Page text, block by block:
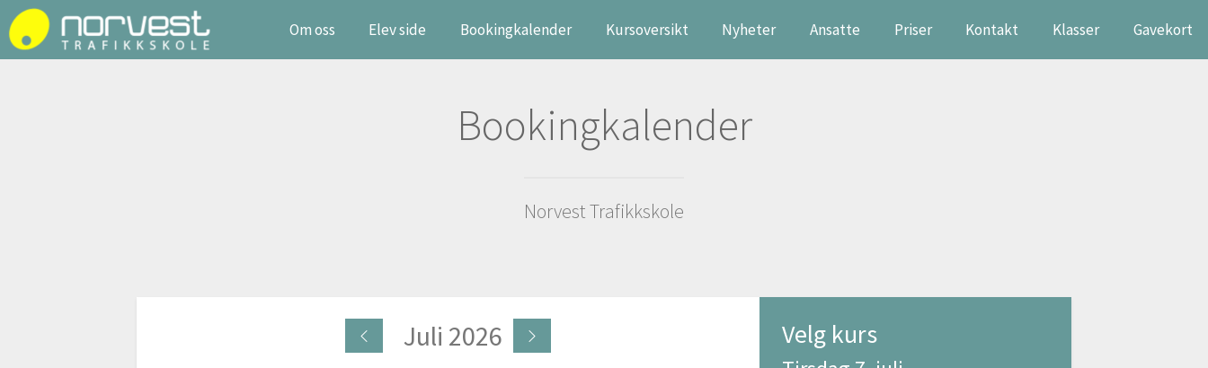
Om oss Elev side Bookingkalender Kursoversikt Nyheter Ansatte Priser Kontakt Klasser Gavekort
Bookingkalender
Norvest Trafikkskole
Juli 2026 Velg kurs